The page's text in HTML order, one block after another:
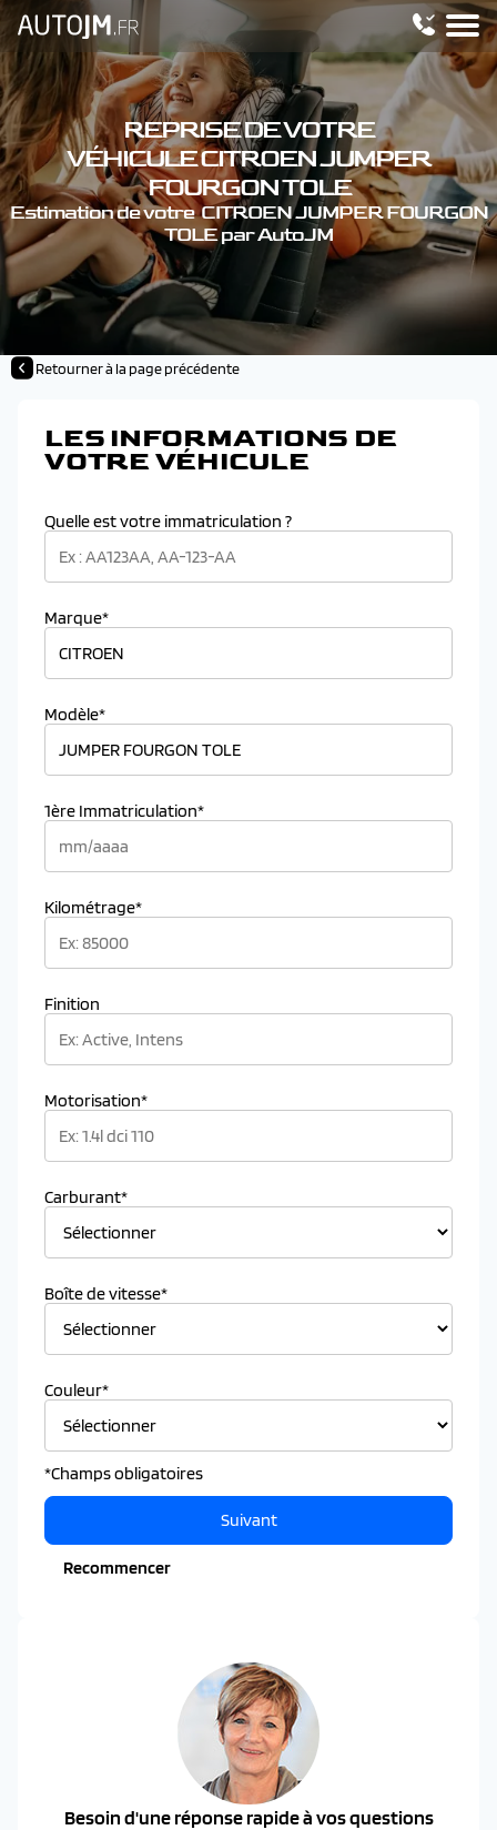
REPRISE DE VOTRE
VÉHICULE CITROEN JUMPER
FOURGON TOLE
Estimation de votre CITROEN JUMPER FOURGON
TOLE par AutoJM
Retourner à la page précédente
LES INFORMATIONS DE
VOTRE VÉHICULE
Quelle est votre immatriculation ?
Marque*
Modèle*
1ère Immatriculation*
Kilométrage*
Finition
Motorisation*
Carburant*
Boîte de vitesse*
Couleur*
*Champs obligatoires
Recommencer
Suivant
Besoin d'une réponse rapide à vos questions